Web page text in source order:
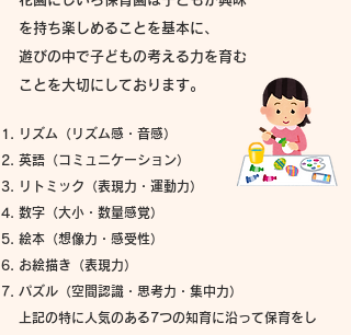
を持ち楽しめることを基本に、
遊びの中で子どもの考える力を育む
ことを大切にしております。
リズム（リズム感・音感）
英語（コミュニケーション）
リトミック（表現力・運動力）
数字（大小・数量感覚）
絵本（想像力・感受性）
お絵描き（表現力）
パズル（空間認識・思考力・集中力）
上記の特に人気のある7つの知育に沿って保育をし